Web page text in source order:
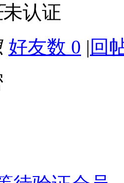
未认证
好友数 0 | 回